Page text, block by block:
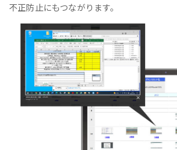
不正防止にもつながります。